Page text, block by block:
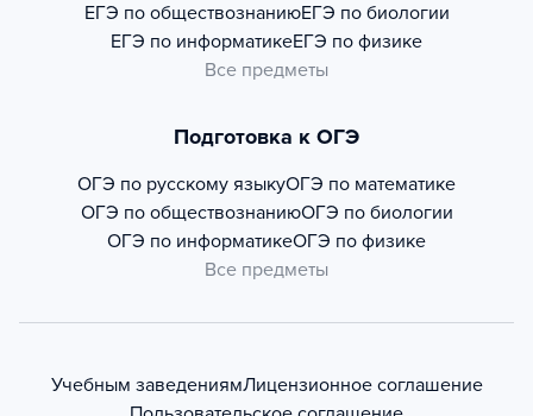
ЕГЭ по обществознаниюЕГЭ по биологии
ЕГЭ по информатикеЕГЭ по физике
Все предметы
Подготовка к ОГЭ
ОГЭ по русскому языкуОГЭ по математике
ОГЭ по обществознаниюОГЭ по биологии
ОГЭ по информатикеОГЭ по физике
Все предметы
Учебным заведениямЛицензионное соглашение